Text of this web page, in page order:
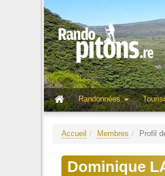
Randonnées
Accueil Membres Profil
Dominique